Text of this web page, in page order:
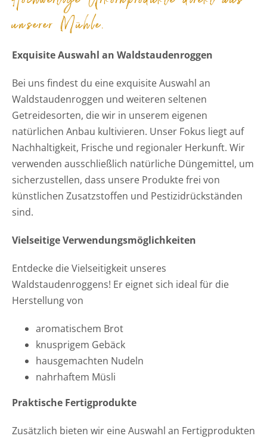
unserer Mühle.
Exquisite Auswahl an Waldstaudenroggen
Bei uns findest du eine exquisite Auswahl an
Waldstaudenroggen und weiteren seltenen
Getreidesorten, die wir in unserem eigenen
natürlichen Anbau kultivieren. Unser Fokus liegt auf
Nachhaltigkeit, Frische und regionaler Herkunft. Wir
verwenden ausschließlich natürliche Düngemittel, um
sicherzustellen, dass unsere Produkte frei von
künstlichen Zusatzstoffen und Pestizidrückständen
sind.
Vielseitige Verwendungsmöglichkeiten
Entdecke die Vielseitigkeit unseres
Waldstaudenroggens! Er eignet sich ideal für die
Herstellung von
aromatischem Brot
knusprigem Gebäck
hausgemachten Nudeln
nahrhaftem Müsli
Praktische Fertigprodukte
Zusätzlich bieten wir eine Auswahl an Fertigprodukten